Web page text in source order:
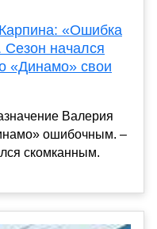
«Ошибка
начался
«Динамо» свои
Валерия
ошибочным. –
скомканным.